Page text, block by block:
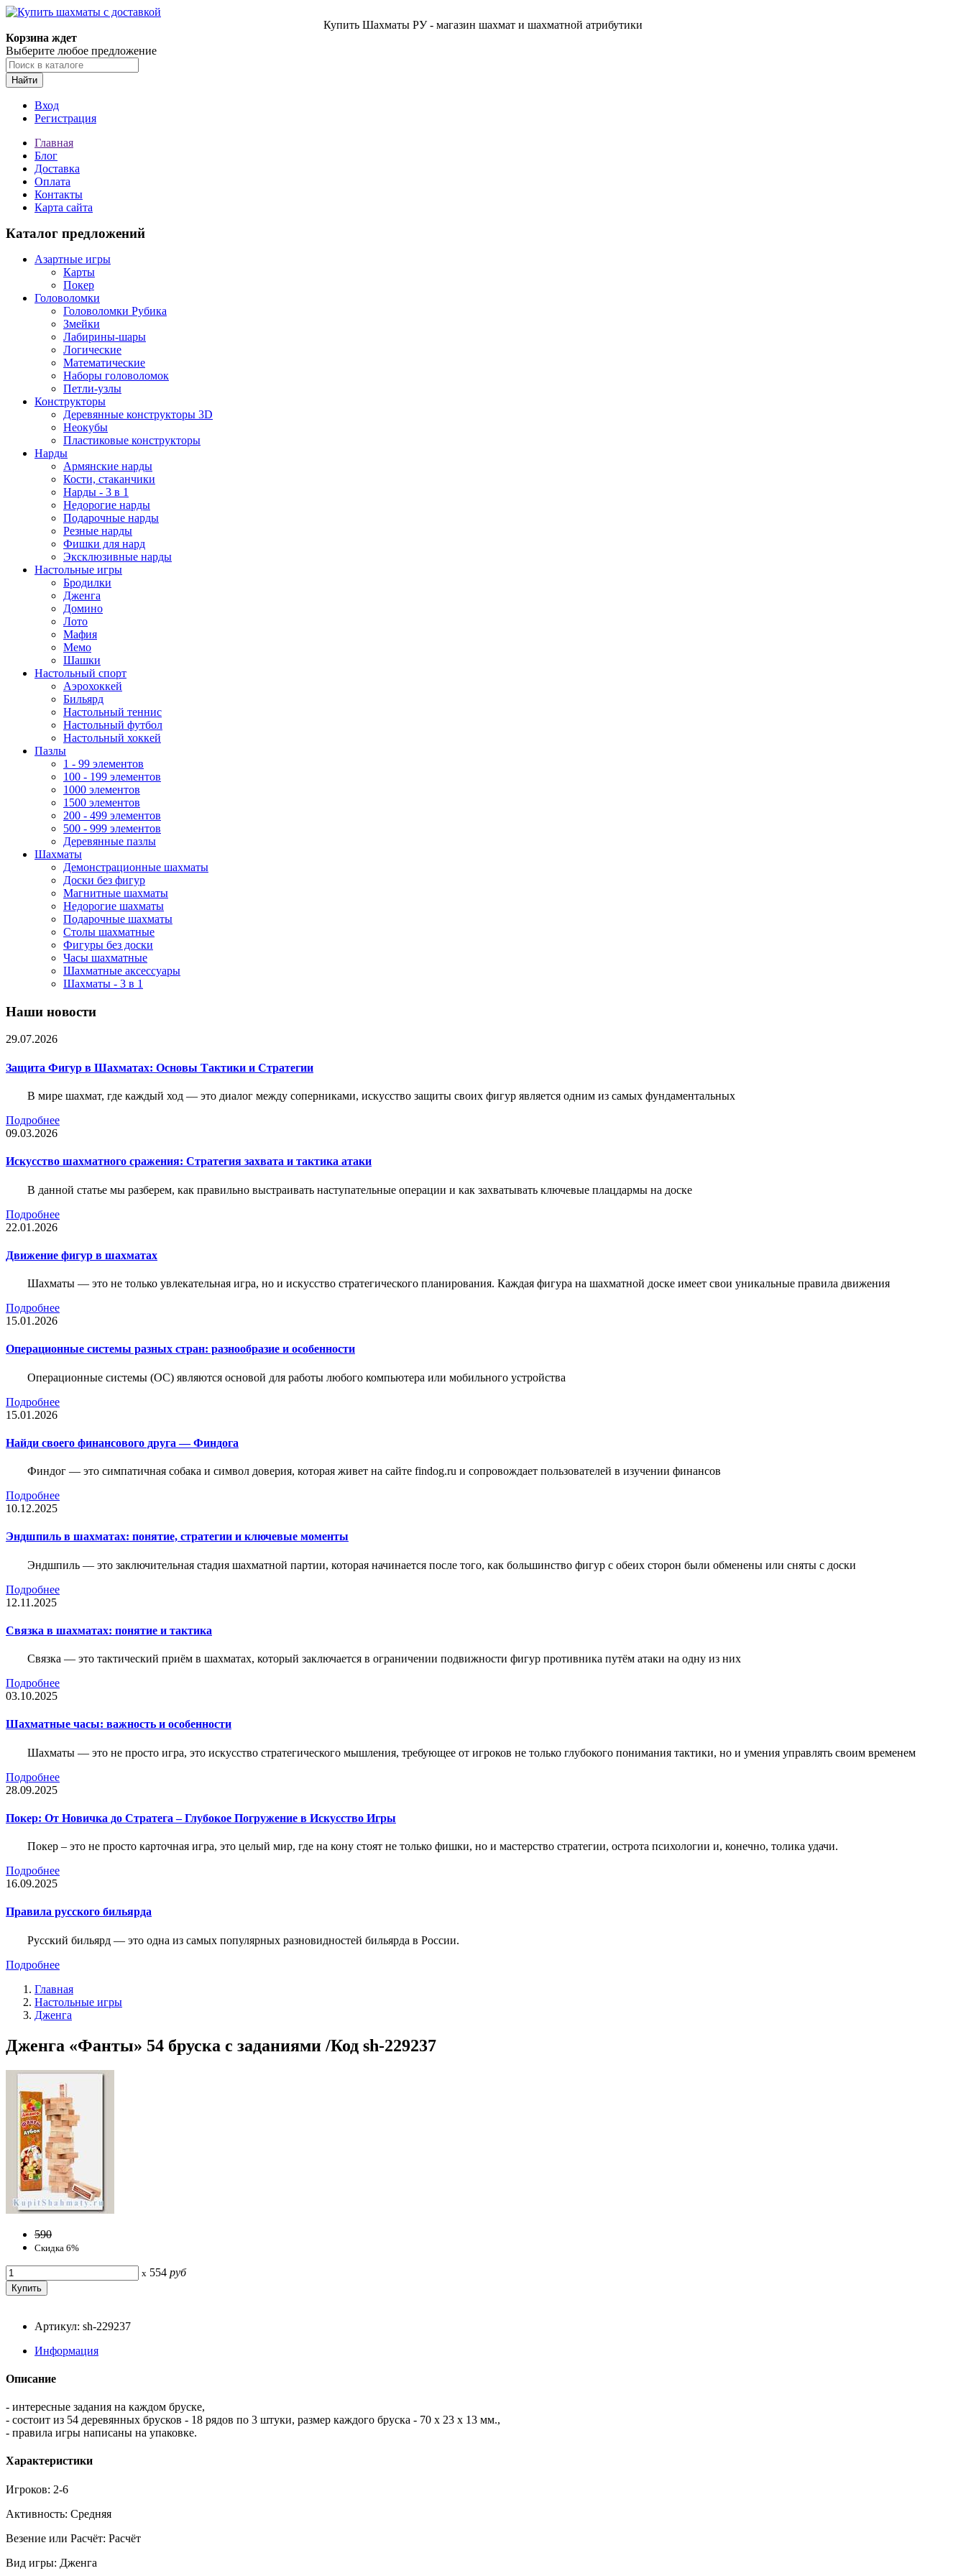
Купить Шахматы РУ - магазин шахмат и шахматной атрибутики
Корзина ждет
Выберите любое предложение
Найти
Вход
Регистрация
Главная
Блог
Доставка
Оплата
Контакты
Карта сайта
Каталог предложений
Азартные игры
Карты
Покер
Головоломки
Головоломки Рубика
Змейки
Лабирины-шары
Логические
Математические
Наборы головоломок
Петли-узлы
Конструкторы
Деревянные конструкторы 3D
Неокубы
Пластиковые конструкторы
Нарды
Армянские нарды
Кости, стаканчики
Нарды - 3 в 1
Недорогие нарды
Подарочные нарды
Резные нарды
Фишки для нард
Эксклюзивные нарды
Настольные игры
Бродилки
Дженга
Домино
Лото
Мафия
Мемо
Шашки
Настольный спорт
Аэрохоккей
Бильярд
Настольный теннис
Настольный футбол
Настольный хоккей
Пазлы
1 - 99 элементов
100 - 199 элементов
1000 элементов
1500 элементов
200 - 499 элементов
500 - 999 элементов
Деревянные пазлы
Шахматы
Демонстрационные шахматы
Доски без фигур
Магнитные шахматы
Недорогие шахматы
Подарочные шахматы
Столы шахматные
Фигуры без доски
Часы шахматные
Шахматные аксессуары
Шахматы - 3 в 1
Наши новости
29.07.2026
Защита Фигур в Шахматах: Основы Тактики и Стратегии
В мире шахмат, где каждый ход — это диалог между соперниками, искусство защиты своих фигур является одним из самых фундаментальных
Подробнее
09.03.2026
Искусство шахматного сражения: Стратегия захвата и тактика атаки
В данной статье мы разберем, как правильно выстраивать наступательные операции и как захватывать ключевые плацдармы на доске
Подробнее
22.01.2026
Движение фигур в шахматах
Шахматы — это не только увлекательная игра, но и искусство стратегического планирования. Каждая фигура на шахматной доске имеет свои уникальные правила движения
Подробнее
15.01.2026
Операционные системы разных стран: разнообразие и особенности
Операционные системы (ОС) являются основой для работы любого компьютера или мобильного устройства
Подробнее
15.01.2026
Найди своего финансового друга — Финдога
Финдог — это симпатичная собака и символ доверия, которая живет на сайте findog.ru и сопровождает пользователей в изучении финансов
Подробнее
10.12.2025
Эндшпиль в шахматах: понятие, стратегии и ключевые моменты
Эндшпиль — это заключительная стадия шахматной партии, которая начинается после того, как большинство фигур с обеих сторон были обменены или сняты с доски
Подробнее
12.11.2025
Связка в шахматах: понятие и тактика
Связка — это тактический приём в шахматах, который заключается в ограничении подвижности фигур противника путём атаки на одну из них
Подробнее
03.10.2025
Шахматные часы: важность и особенности
Шахматы — это не просто игра, это искусство стратегического мышления, требующее от игроков не только глубокого понимания тактики, но и умения управлять своим временем
Подробнее
28.09.2025
Покер: От Новичка до Стратега – Глубокое Погружение в Искусство Игры
Покер – это не просто карточная игра, это целый мир, где на кону стоят не только фишки, но и мастерство стратегии, острота психологии и, конечно, толика удачи.
Подробнее
16.09.2025
Правила русского бильярда
Русский бильярд — это одна из самых популярных разновидностей бильярда в России.
Подробнее
Главная
Настольные игры
Дженга
Дженга «Фанты» 54 бруска с заданиями /Код sh-229237
590
Скидка 6%
x 554 руб
Артикул: sh-229237
Информация
Описание
- интересные задания на каждом бруске,
- состоит из 54 деревянных брусков - 18 рядов по 3 штуки, размер каждого бруска - 70 x 23 x 13 мм.,
- правила игры написаны на упаковке.
Характеристики
Игроков: 2-6
Активность: Средняя
Везение или Расчёт: Расчёт
Вид игры: Дженга